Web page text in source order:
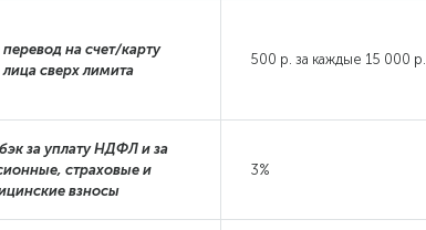
перевод на счет/карту
сверх лимита
500 р. за каждые 15 000 р.
за уплату НДФЛ и за
страховые и
взносы
3%